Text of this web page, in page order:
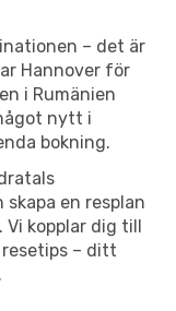
– det är
Hannover för
i Rumänien
nytt i
bokning.
en resplan
Vi kopplar dig till
– ditt